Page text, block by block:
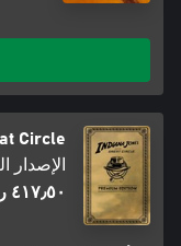
الإصدار
٤١٧٫٥٠ ر.ق.‏+